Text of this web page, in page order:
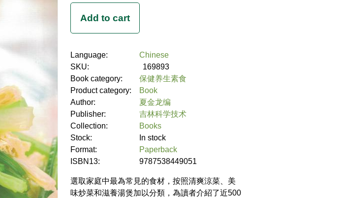
Language:
Chinese
SKU:
169893
Book category:
保健养生素食
Product category:
Book
Author:
夏金龙编
Publisher:
吉林科学技术
Collection:
Books
Stock:
In stock
Format:
Paperback
ISBN13:
9787538449051
選取家庭中最為常見的食材，按照清爽涼菜、美
味炒菜和滋養湯煲加以分類，為讀者介紹了近500